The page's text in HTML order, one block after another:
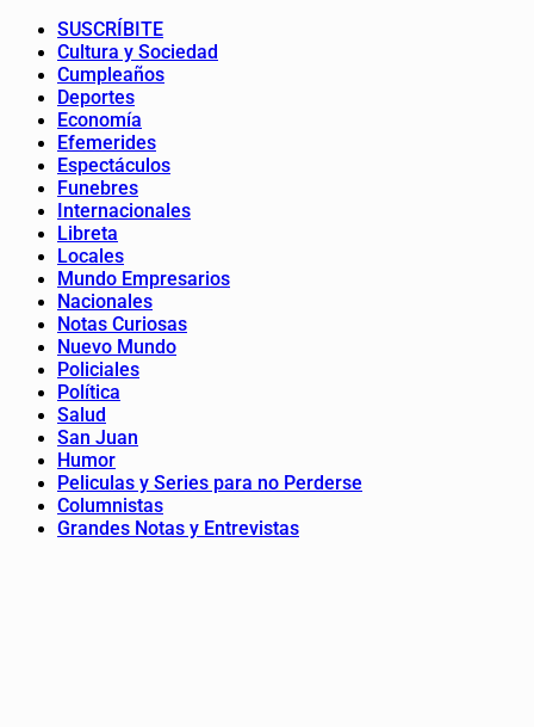
SUSCRÍBITE
Cultura y Sociedad
Cumpleaños
Deportes
Economía
Efemerides
Espectáculos
Funebres
Internacionales
Libreta
Locales
Mundo Empresarios
Nacionales
Notas Curiosas
Nuevo Mundo
Policiales
Política
Salud
San Juan
Humor
Peliculas y Series para no Perderse
Columnistas
Grandes Notas y Entrevistas